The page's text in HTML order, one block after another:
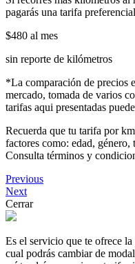
pagarás una tarifa
$480 al mes
sin reporte de kilómetros
*La comparación de precios
mercado, tomada de varios
tarifas aqui presentadas
Recuerda que tu tarifa por
factores como: edad,
Consulta términos y
Previous
Next
Cerrar
Es el servicio que te ofrece
cual podrás cambiar de